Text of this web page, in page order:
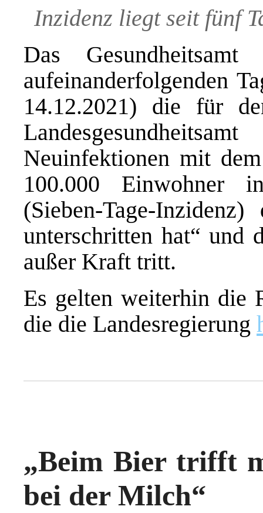
Inzidenz liegt seit fünf
Das
aufeinanderfolgenden
14.12.2021) die für
Neuinfektionen mit
100.000 Einwohner
(Sieben-Tage-
unterschritten hat“ und
außer Kraft tritt.
Es gelten weiterhin die
die die Landesregierung
„Beim Bier trifft
bei der Milch“